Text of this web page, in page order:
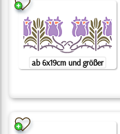
ab 6x19cm und größer